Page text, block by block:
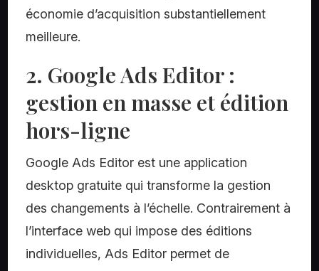
économie d’acquisition substantiellement
meilleure.
2. Google Ads Editor :
gestion en masse et édition
hors-ligne
Google Ads Editor est une application
desktop gratuite qui transforme la gestion
des changements à l’échelle. Contrairement à
l’interface web qui impose des éditions
individuelles, Ads Editor permet de